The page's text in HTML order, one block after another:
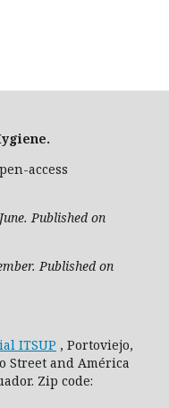
access
Published on
Published on
ITSUP , Portoviejo,
Street and América
Zip code: